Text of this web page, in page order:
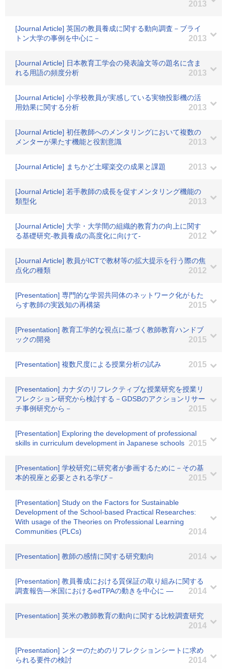
2013
[Journal Article] 英国の教員養成に関する動向調査－ブライ
トン大学の事例を中心に－
2013
[Journal Article] 日本教育工学会の発表論文等の題名に含ま
れる用語の頻度分析
2013
[Journal Article] 小学校教員が実感している実物投影機の活
用効果に関する分析
2013
[Journal Article] 初任教師へのメンタリングにおいて複数の
メンターが果たす機能と役割意識
2013
[Journal Article] まちかど土曜楽交の成果と課題 2013
[Journal Article] 若手教師の成長を促すメンタリング機能の
類型化
2013
[Journal Article] 大学・大学間の組織的教育力の向上に関す
る基礎研究-教員養成の高度化に向けて-
2012
[Journal Article] 教員がICTで教材等の拡大提示を行う際の焦
点化の種類
2012
[Presentation] 専門的な学習共同体のネットワーク化がもた
らす教師の実践知の再構築
2015
[Presentation] 教育工学的な視点に基づく教師教育ハンドブ
ックの開発
2015
[Presentation] 複数尺度による授業分析の試み 2015
[Presentation] カナダのリフレクティブな授業研究を授業リ
フレクション研究から検討する－GDSBのアクションリサー
チ事例研究から－
2015
[Presentation] Exploring the development of professional
skills in curriculum development in Japanese schools 2015
[Presentation] 学校研究に研究者が参画するために－その基
本的視座と必要とされる学び－
2015
[Presentation] Study on the Factors for Sustainable
Development of the School-based Practical Researches:
With usage of the Theories on Professional Learning
Communities (PLCs)
2014
[Presentation] 教師の感情に関する研究動向 2014
[Presentation] 教員養成における質保証の取り組みに関する
調査報告―米国におけるedTPAの動きを中心に ―
2014
[Presentation] 英米の教師教育の動向に関する比較調査研究
2014
[Presentation] ンターのためのリフレクションシートに求め
られる要件の検討
2014